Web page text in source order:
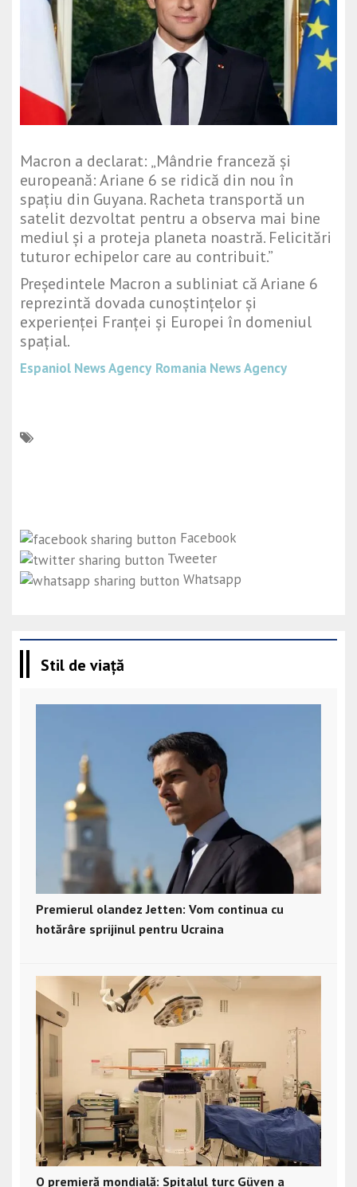
Macron a declarat: „Mândrie franceză și
europeană: Ariane 6 se ridică din nou în
spațiu din Guyana. Racheta transportă un
satelit dezvoltat pentru a observa mai bine
mediul și a proteja planeta noastră. Felicitări
tuturor echipelor care au contribuit.”
Președintele Macron a subliniat că Ariane 6
reprezintă dovada cunoștințelor și
experienței Franței și Europei în domeniul
spațial.
Espaniol News Agency Romania News Agency
Facebook
Tweeter
Whatsapp
Stil de viață
Premierul olandez Jetten: Vom continua cu
hotărâre sprijinul pentru Ucraina
O premieră mondială: Spitalul turc Güven a